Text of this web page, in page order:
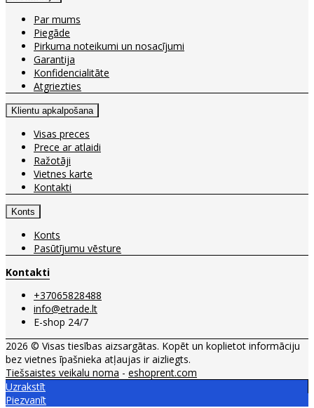
Par mums
Piegāde
Pirkuma noteikumi un nosacījumi
Garantija
Konfidencialitāte
Atgriezties
Klientu apkalpošana
Visas preces
Prece ar atlaidi
Ražotāji
Vietnes karte
Kontakti
Konts
Konts
Pasūtījumu vēsture
Kontakti
+37065828488
info@etrade.lt
E-shop 24/7
2026 © Visas tiesības aizsargātas. Kopēt un koplietot informāciju
bez vietnes īpašnieka atļaujas ir aizliegts.
Tiešsaistes veikalu noma - eshoprent.com
Uzrakstīt
Piezvanīt